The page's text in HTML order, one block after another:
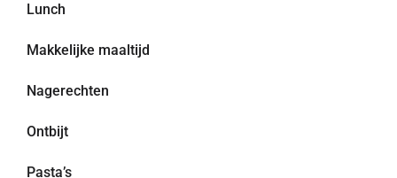
Lunch
Makkelijke maaltijd
Nagerechten
Ontbijt
Pasta’s